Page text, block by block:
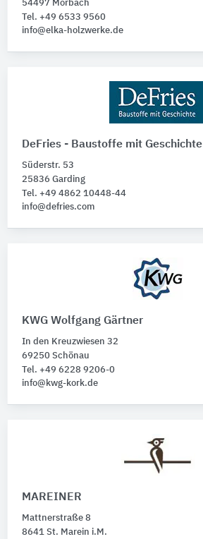
54497 Morbach
Tel. +49 6533 9560
info@elka-holzwerke.de
DeFries - Baustoffe mit Geschichte
Süderstr. 53
25836 Garding
Tel. +49 4862 10448-44
info@defries.com
KWG Wolfgang Gärtner
In den Kreuzwiesen 32
69250 Schönau
Tel. +49 6228 9206-0
info@kwg-kork.de
MAREINER
Mattnerstraße 8
8641 St. Marein i.M.